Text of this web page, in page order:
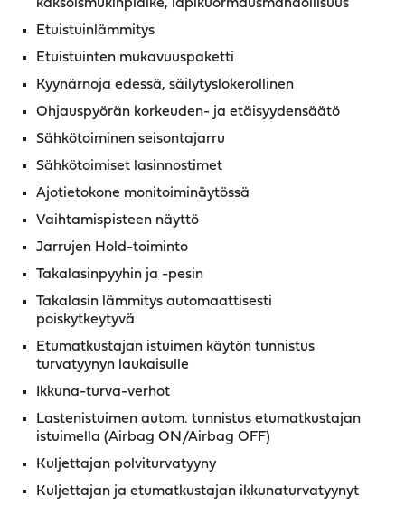
kaksoismukinpidike, läpikuormausmahdollisuus
Etuistuinlämmitys
Etuistuinten mukavuuspaketti
Kyynärnoja edessä, säilytyslokerollinen
Ohjauspyörän korkeuden- ja etäisyydensäätö
Sähkötoiminen seisontajarru
Sähkötoimiset lasinnostimet
Ajotietokone monitoiminäytössä
Vaihtamispisteen näyttö
Jarrujen Hold-toiminto
Takalasinpyyhin ja -pesin
Takalasin lämmitys automaattisesti
poiskytkeytyvä
Etumatkustajan istuimen käytön tunnistus
turvatyynyn laukaisulle
Ikkuna-turva-verhot
Lastenistuimen autom. tunnistus etumatkustajan
istuimella (Airbag ON/Airbag OFF)
Kuljettajan polviturvatyyny
Kuljettajan ja etumatkustajan ikkunaturvatyynyt